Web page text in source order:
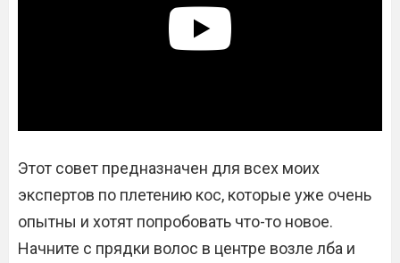
Этот совет предназначен для всех моих
экспертов по плетению кос, которые уже очень
опытны и хотят попробовать что-то новое.
Начните с прядки волос в центре возле лба и